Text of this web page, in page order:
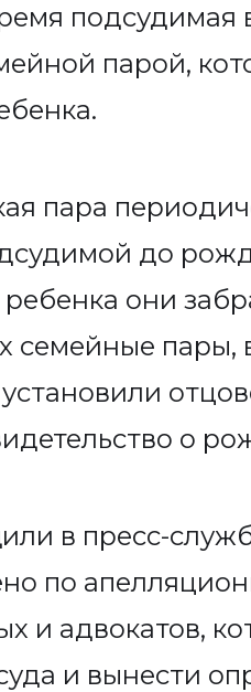
подсудимая
парой,
пара
до
они
семейные
о
в пресс-
по
и адвокатов,
и вынести